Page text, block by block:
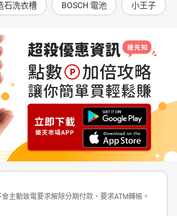
石洗衣槽 BOSCH 電池 小王子
主動致電要求解除分期付款、要求ATM轉帳。